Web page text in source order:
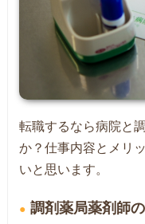
転職するなら病院と
か？仕事内容とメリ
いと思います。
調剤薬局薬剤師